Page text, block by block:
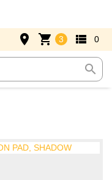
search
place shopping_cart 3 view_list 0